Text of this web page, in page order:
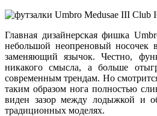
Главная дизайнерская фишка
небольшой неопреновый носочек
заменяющий язычок. Честно,
никакого смысла, а больше
современным трендам. Но
таким образом нога полностью
виден зазор между лодыжкой и
традиционных моделях.